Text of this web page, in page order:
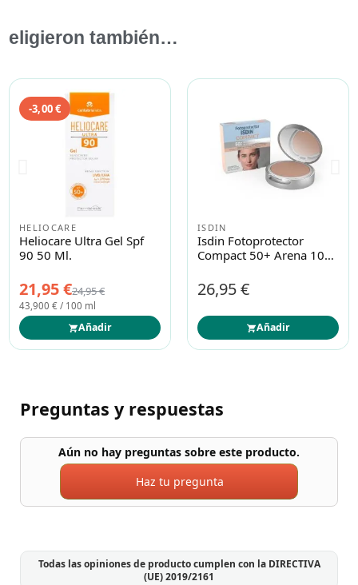
eligieron también…
HELIOCARE
Heliocare Ultra Gel Spf
90 50 Ml.
21,95 €24,95 €
43,900 € / 100 ml
Añadir
-3,00 €
ISDIN
Isdin Fotoprotector
Compact 50+ Arena 10
26,95 €
Añadir
Preguntas y respuestas
Aún no hay preguntas sobre este producto.
Haz tu pregunta
Todas las opiniones de producto cumplen con la DIRECTIVA
(UE) 2019/2161